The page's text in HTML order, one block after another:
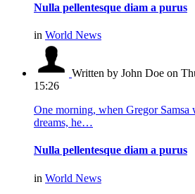
Nulla pellentesque diam a purus
in World News
Written by John Doe on
15:26
One morning, when Gregor Samsa
dreams, he…
Nulla pellentesque diam a purus
in World News